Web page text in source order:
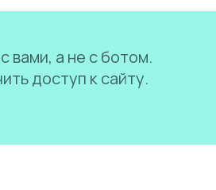
вами, а не с ботом.
доступ к сайту.